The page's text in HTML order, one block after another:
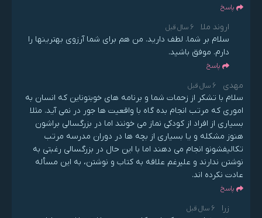
پاسخ
اروند ملا 6 سال قبل
سلام بر شما. لطف دارید. من هم برای شما آرزوی بهترینها را
دارم. موفق باشید.
پاسخ
مهدی 6 سال قبل
سلام با تشکر از زحمات شما و برنامه های خوبتوناین که انسان به
اموری که مرتب انجام بده گاه با واقعیت ها جور در نمی آید. مثلا
بسیاری از افراد از کودکی نماز می خونند اما در بزرگسالی براشون
هنوز مشکله و یا بسیاری از بچه ها در دوران مدرسه مرتب
تکالیفشونو انجام می دهند اما با این حال در بزرگسالی رغبتی به
نوشتن ندارند و علیرغم علاقه به کتاب و نوشتن، به این مسأله
عادت نکرده اند.
پاسخ
زرا 6 سال قبل